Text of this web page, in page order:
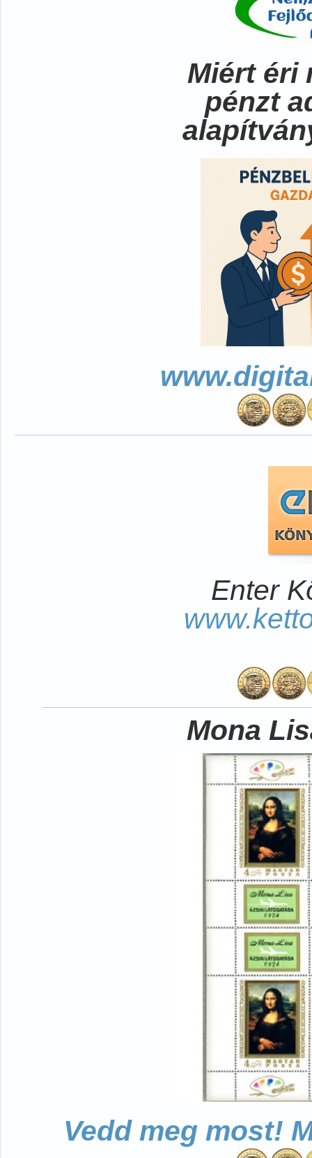
Miért éri
pénzt
Enter
Mona
Vedd meg most!